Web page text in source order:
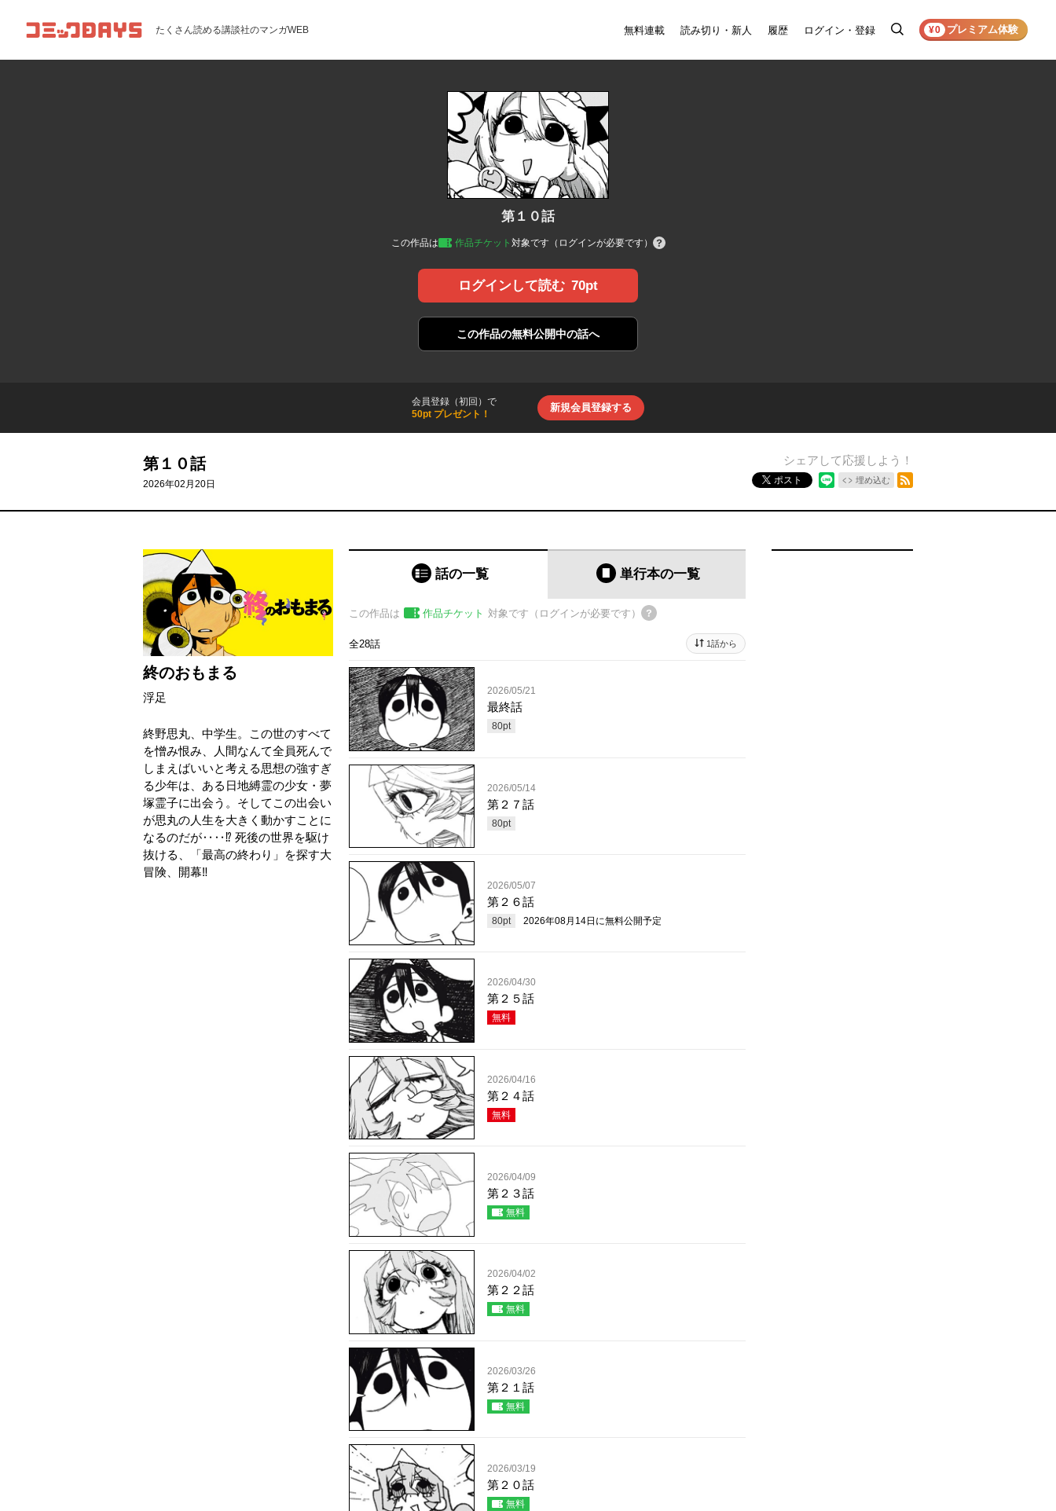
コミックDAYS たくさん読める講談社のマンガWEB 無料連載 読み切り・新人 履歴 ログイン・登録
検
¥0 プレミアム体験
第１０話
この作品は 作品チケット 対象です（ログインが必要です）
ログインして読む 70pt
この作品の無料公開中の話へ
会員登録（初回）で
50pt プレゼント！
新規会員登録する
第１０話
2026年02月20日
シェアして応援しよう！
ポスト 埋め込む
終のおもまる
浮足
終野思丸、中学生。この世のすべて
を憎み恨み、人間なんて全員死んで
しまえばいいと考える思想の強すぎ
る少年は、ある日地縛霊の少女・夢
塚霊子に出会う。そしてこの出会い
が思丸の人生を大きく動かすことに
なるのだが‥‥⁉ 死後の世界を駆け
抜ける、「最高の終わり」を探す大
冒険、開幕‼
話の一覧 単行本の一覧
この作品は 作品チケット 対象です（ログインが必要です）
全28話 1話から
2026/05/21
最終話
80pt
2026/05/14
第２７話
80pt
2026/05/07
第２６話
80pt 2026年08月14日 に無料公開予定
2026/04/30
第２５話
無料
2026/04/16
第２４話
無料
2026/04/09
第２３話
無料
2026/04/02
第２２話
無料
2026/03/26
第２１話
無料
2026/03/19
第２０話
無料